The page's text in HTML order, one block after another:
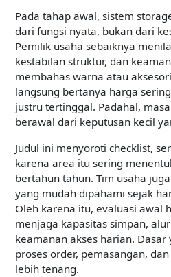
Pada tahap awal, sistem
dari fungsi nyata, bukan dari
Pemilik usaha sebaiknya
kestabilan struktur, dan
membahas warna atau
langsung bertanya harga
justru tertinggal. Padahal,
berawal dari keputusan kecil
Judul ini menyoroti checklist,
karena area itu sering
bertahun tahun. Tim usaha
yang mudah dipahami sejak
Oleh karena itu, evaluasi awal
menjaga kapasitas simpan,
keamanan akses harian.
proses order, pemasangan,
lebih tenang.